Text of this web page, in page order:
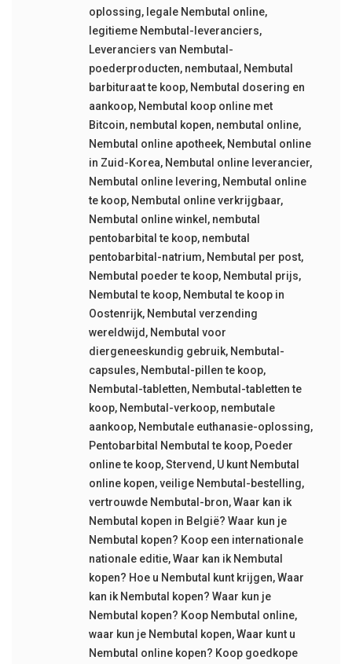
oplossing, legale Nembutal online,
legitieme Nembutal-leveranciers,
Leveranciers van Nembutal-
poederproducten, nembutaal , Nembutal
barbituraat te koop, Nembutal dosering en
aankoop, Nembutal koop online met
Bitcoin, nembutal kopen, nembutal online,
Nembutal online apotheek, Nembutal online
in Zuid-Korea, Nembutal online leverancier,
Nembutal online levering, Nembutal online
te koop, Nembutal online verkrijgbaar,
Nembutal online winkel , nembutal
pentobarbital te koop, nembutal
pentobarbital-natrium, Nembutal per post,
Nembutal poeder te koop, Nembutal prijs,
Nembutal te koop, Nembutal te koop in
Oostenrijk, Nembutal verzending
wereldwijd , Nembutal voor
diergeneeskundig gebruik, Nembutal-
capsules, Nembutal-pillen te koop,
Nembutal-tabletten, Nembutal-tabletten te
koop, Nembutal-verkoop, nembutale
aankoop, Nembutale euthanasie-oplossing,
Pentobarbital Nembutal te koop, Poeder
online te koop,Stervend , U kunt Nembutal
online kopen,veilige Nembutal-bestelling,
vertrouwde Nembutal-bron,Waar kan ik
Nembutal kopen in België? Waar kun je
Nembutal kopen? Koop een internationale
nationale editie,Waar kan ik Nembutal
kopen? Hoe u Nembutal kunt krijgen,Waar
kan ik Nembutal kopen? Waar kun je
Nembutal kopen? Koop Nembutal online,
waar kun je Nembutal kopen,Waar kunt u
Nembutal online kopen? Koop goedkope